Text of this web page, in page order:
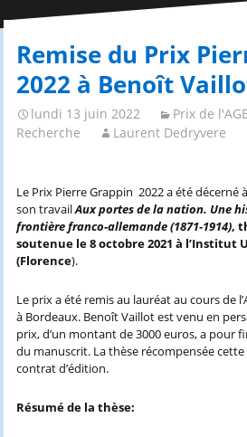
Remise du Prix
2022 à Benoît
lundi 13 juin 2022 Prix de
Recherche
Laurent Dedryvere
Le Prix Pierre Grappin 2022 a été décerné
son travailAux portes de la nation. Une
frontière franco-allemande (1871-1914),
soutenue le 8 octobre 2021 à l’Institut
(Florence).
Le prix a été remis au lauréat au cours de
à Bordeaux. Benoît Vaillot est venu en
prix, d’un montant de 3000 euros, a pour
du manuscrit. La thèse récompensée
contrat d’édition.
Résumé de la thèse: